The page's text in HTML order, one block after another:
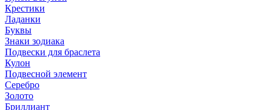
Крестики
Ладанки
Буквы
Знаки зодиака
Подвески для браслета
Кулон
Подвесной элемент
Серебро
Золото
Бриллиант